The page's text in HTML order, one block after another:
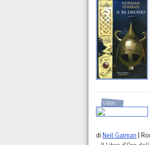
LIBRI
di Neil Gaiman |